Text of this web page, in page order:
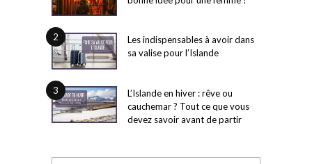
2
Les indispensables à avoir dans
sa valise pour l’Islande
3
L’Islande en hiver : rêve ou
cauchemar ? Tout ce que vous
devez savoir avant de partir